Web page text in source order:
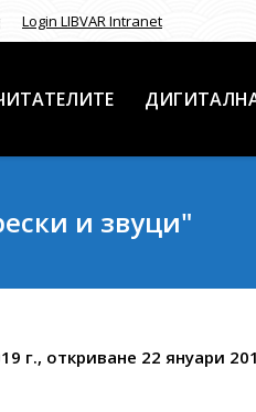
Login LIBVAR Intranet
и звуци"
г., откриване 22 януари